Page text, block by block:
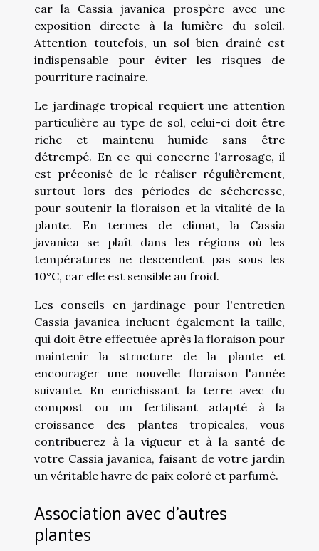
car la Cassia javanica prospère avec une
exposition directe à la lumière du soleil.
Attention toutefois, un sol bien drainé est
indispensable pour éviter les risques de
pourriture racinaire.
Le jardinage tropical requiert une attention
particulière au type de sol, celui-ci doit être
riche et maintenu humide sans être
détrempé. En ce qui concerne l'arrosage, il
est préconisé de le réaliser régulièrement,
surtout lors des périodes de sécheresse,
pour soutenir la floraison et la vitalité de la
plante. En termes de climat, la Cassia
javanica se plaît dans les régions où les
températures ne descendent pas sous les
10°C, car elle est sensible au froid.
Les conseils en jardinage pour l'entretien
Cassia javanica incluent également la taille,
qui doit être effectuée après la floraison pour
maintenir la structure de la plante et
encourager une nouvelle floraison l'année
suivante. En enrichissant la terre avec du
compost ou un fertilisant adapté à la
croissance des plantes tropicales, vous
contribuerez à la vigueur et à la santé de
votre Cassia javanica, faisant de votre jardin
un véritable havre de paix coloré et parfumé.
Association avec d'autres
plantes